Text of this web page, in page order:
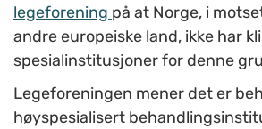
legeforening på at Norge, i
andre europeiske land, ikke har
spesialinstitusjoner for denne
Legeforeningen mener det er
høyspesialisert